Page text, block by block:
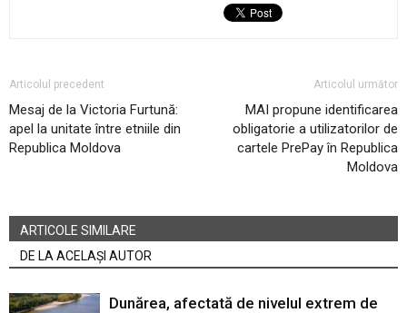
Articolul precedent
Mesaj de la Victoria Furtună:
apel la unitate între etniile din
Republica Moldova
Articolul următor
MAI propune identificarea
obligatorie a utilizatorilor de
cartele PrePay în Republica
Moldova
ARTICOLE SIMILARE
DE LA ACELAȘI AUTOR
Dunărea, afectată de nivelul extrem de